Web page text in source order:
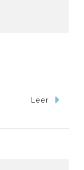
Leer